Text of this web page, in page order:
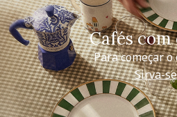
Cafés com
Para começar
Sirva-se